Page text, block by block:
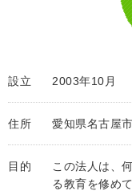
設立 2003年10月
住所 愛知県名古屋
目的
この法人は、
る教育を修め